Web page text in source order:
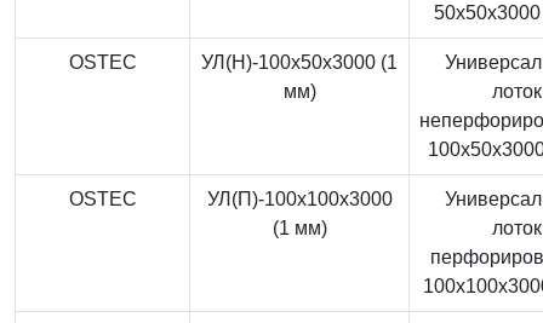
OSTEC
УЛ(Н)-100x50x3000 (1
мм)
лоток
OSTEC
УЛ(П)-100x100x3000
(1 мм)
лоток